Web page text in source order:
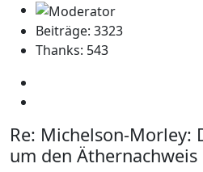
Beiträge: 3323
Thanks: 543
Re: Michelson-Morley:
um den Äthernachweis